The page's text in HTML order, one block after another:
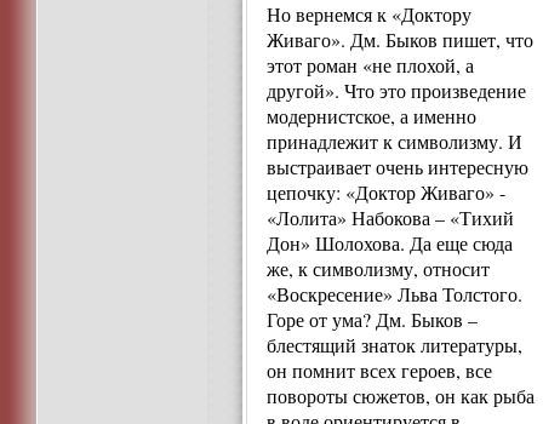
Но вернемся к «Доктору
Живаго». Дм. Быков пишет, что
этот роман «не плохой, а
другой». Что это произведение
модернистское, а именно
принадлежит к символизму. И
выстраивает очень интересную
цепочку: «Доктор Живаго» -
«Лолита» Набокова – «Тихий
Дон» Шолохова. Да еще сюда
же, к символизму, относит
«Воскресение» Льва Толстого.
Горе от ума? Дм. Быков –
блестящий знаток литературы,
он помнит всех героев, все
повороты сюжетов, он как рыба